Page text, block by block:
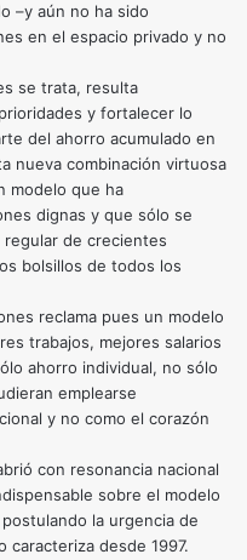
–y aún no ha sido
en el espacio privado y no
se trata, resulta
y fortalecer lo
del ahorro acumulado en
nueva combinación virtuosa
modelo que ha
dignas y que sólo se
de crecientes
bolsillos de todos los
reclama pues un modelo
trabajos, mejores salarios
ahorro individual, no sólo
emplearse
y no como el corazón
con resonancia nacional
sobre el modelo
la urgencia de
desde 1997.